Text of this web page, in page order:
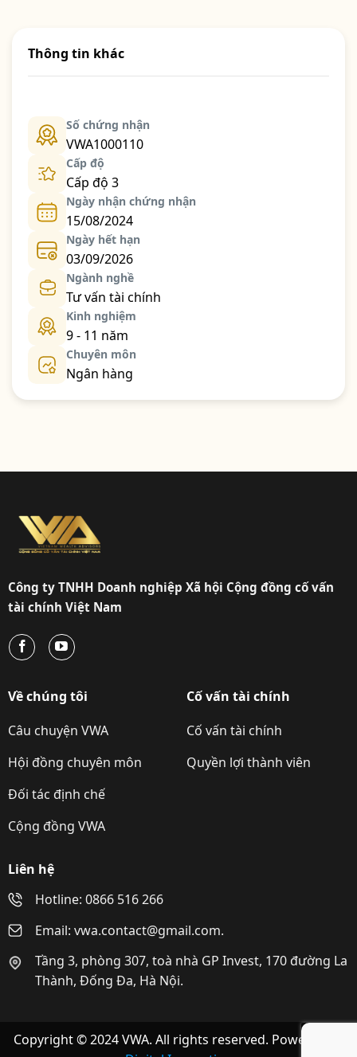
Thông tin khác
Số chứng nhận
VWA1000110
Cấp độ
Cấp độ 3
Ngày nhận chứng nhận
15/08/2024
Ngày hết hạn
03/09/2026
Ngành nghề
Tư vấn tài chính
Kinh nghiệm
9 - 11 năm
Chuyên môn
Ngân hàng
Công ty TNHH Doanh nghiệp Xã hội Cộng đồng cố vấn
tài chính Việt Nam
Về chúng tôi
Câu chuyện VWA
Hội đồng chuyên môn
Đối tác định chế
Cộng đồng VWA
Cố vấn tài chính
Cố vấn tài chính
Quyền lợi thành viên
Liên hệ
Hotline: 0866 516 266
Email: vwa.contact@gmail.com.
Tầng 3, phòng 307, toà nhà GP Invest, 170 đường La
Thành, Đống Đa, Hà Nội.
Copyright © 2024 VWA. All rights reserved. Powered by